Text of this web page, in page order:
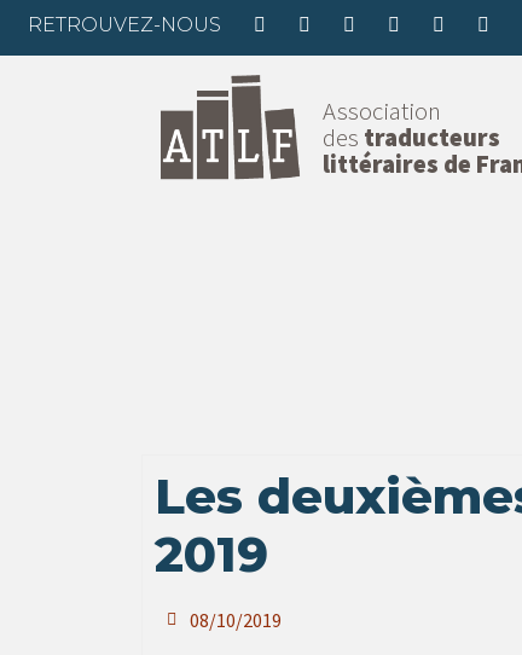
RETROUVEZ-NOUS
Association
des traducteurs
littéraires de
Les
2019
08/10/2019